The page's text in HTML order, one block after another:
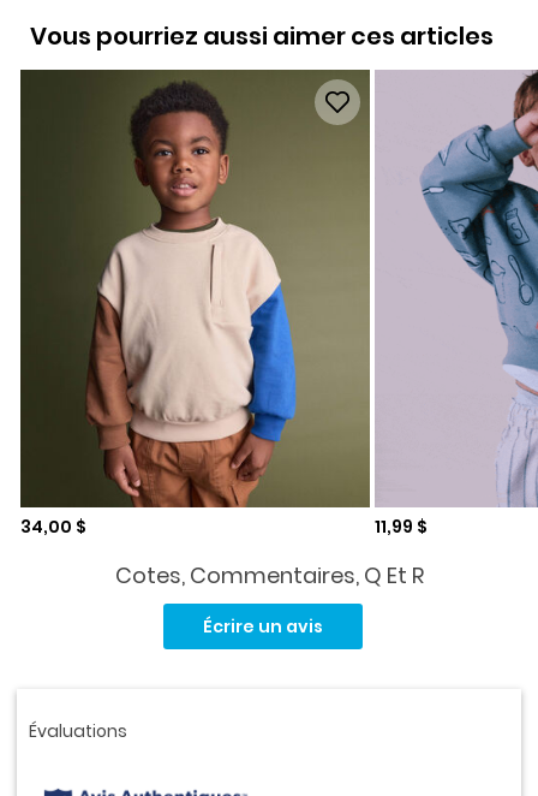
Vous pourriez aussi aimer ces articles
Prix de solde
34,00 $ Prix de solde
11,99 $
Cotes, Commentaires, Q Et R
la
Écrire un avis